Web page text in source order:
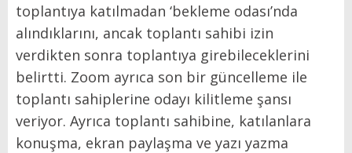
toplantıya katılmadan ‘bekleme odası’nda
alındıklarını, ancak toplantı sahibi izin
verdikten sonra toplantıya girebileceklerini
belirtti. Zoom ayrıca son bir güncelleme ile
toplantı sahiplerine odayı kilitleme şansı
veriyor. Ayrıca toplantı sahibine, katılanlara
konuşma, ekran paylaşma ve yazı yazma